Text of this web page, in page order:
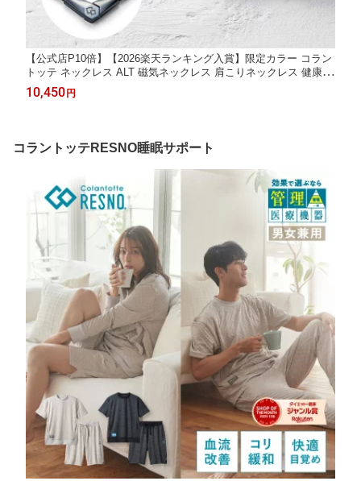
【公式店P10倍】【2026楽天ランキング入賞】限定カラー コラン
トッテ ネックレス ALT 磁気ネックレス 肩こりネックレス 健康ネ
ックレス 磁気アクセサリー プレゼント ギフト 男性 女性 メンズ
レディース
10,450円
コラントッテRESNO睡眠サポート